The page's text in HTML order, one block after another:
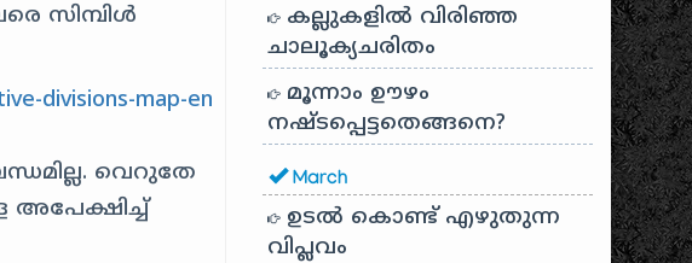
സിമ്പിൾ
വെറുതേ
അപേക്ഷിച്ച്
കല്ലുകളിൽ വിരിഞ്ഞ
ചാലൂക്യചരിതം
മൂന്നാം ഊഴം
നഷ്ടപ്പെട്ടതെങ്ങനെ?
March
ഉടൽ കൊണ്ട് എഴുതുന്ന
വിപ്ലവം